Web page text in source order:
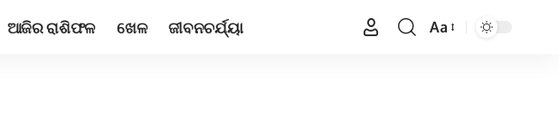
ଆଜିର ରାଶିଫଳ ଖେଳ ଜୀବନଚର୍ଯ୍ୟା
Font
Aa